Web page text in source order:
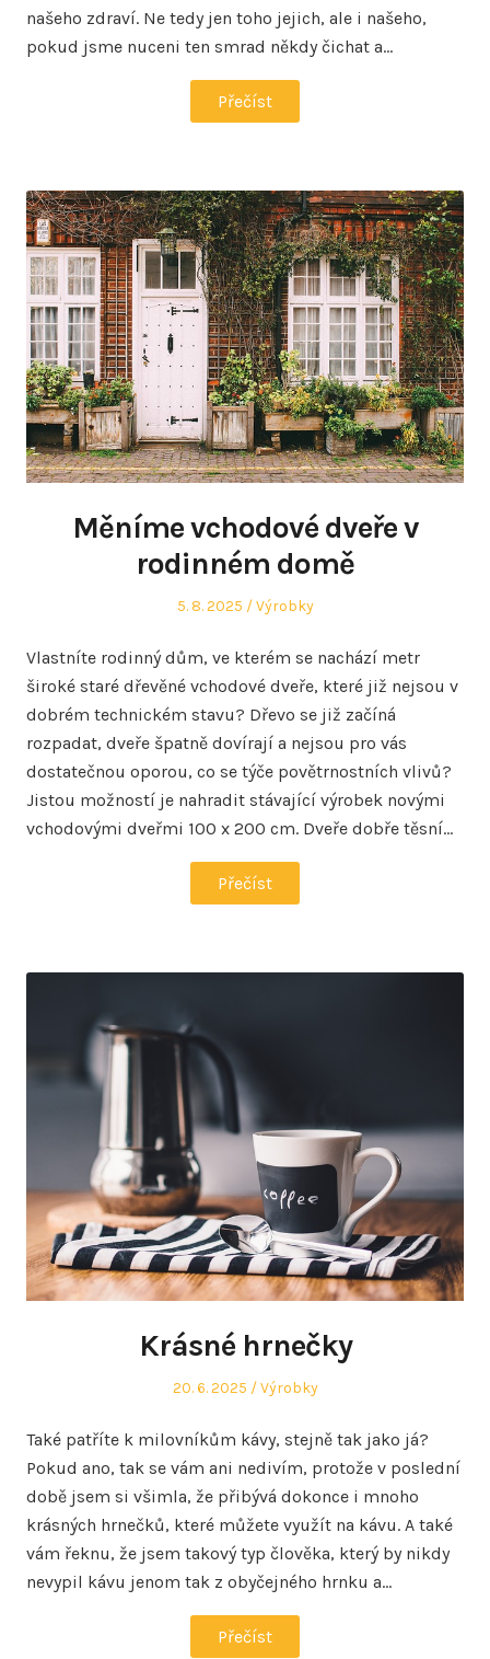
našeho zdraví. Ne tedy jen toho jejich, ale i našeho,
pokud jsme nuceni ten smrad někdy čichat a…
Přečíst
Měníme vchodové dveře v
rodinném domě
Posted
5. 8. 2025
Posted
Výrobky
Vlastníte rodinný dům, ve kterém se nachází metr
široké staré dřevěné vchodové dveře, které již nejsou v
dobrém technickém stavu? Dřevo se již začíná
rozpadat, dveře špatně dovírají a nejsou pro vás
dostatečnou oporou, co se týče povětrnostních vlivů?
Jistou možností je nahradit stávající výrobek novými
vchodovými dveřmi 100 x 200 cm. Dveře dobře těsní…
Přečíst
Krásné hrnečky
Posted
20. 6. 2025
Posted
Výrobky
Také patříte k milovníkům kávy, stejně tak jako já?
Pokud ano, tak se vám ani nedivím, protože v poslední
době jsem si všimla, že přibývá dokonce i mnoho
krásných hrnečků, které můžete využít na kávu. A také
vám řeknu, že jsem takový typ člověka, který by nikdy
nevypil kávu jenom tak z obyčejného hrnku a…
Přečíst